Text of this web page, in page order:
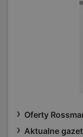
Oferty
Aktualne